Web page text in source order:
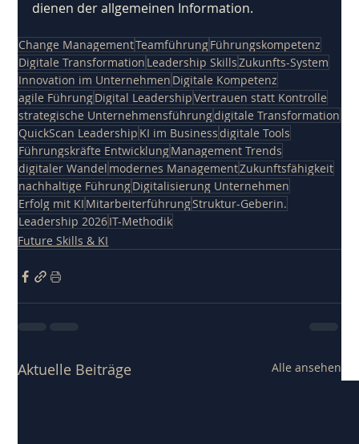
dienen der allgemeinen Information.
Change ManagementTeamführungFührungskompetenz
Digitale Transformation Leadership SkillsZukunfts-System
Innovation im Unternehmen Digitale Kompetenz
agile FührungDigital LeadershipVertrauen statt Kontrolle
strategische Unternehmensführungdigitale Transformation
QuickScan Leadership KI im Businessdigitale Tools
Führungskräfte EntwicklungManagement Trends
digitaler Wandel modernes ManagementZukunftsfähigkeit
nachhaltige FührungDigitalisierung Unternehmen
Erfolg mit KI MitarbeiterführungStruktur-Geberin.
Leadership 2026IT-Methodik
Future Skills & KI
Aktuelle Beiträge Alle ansehen